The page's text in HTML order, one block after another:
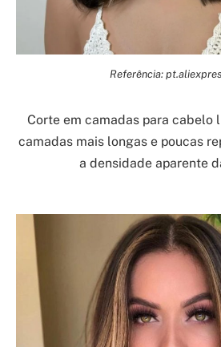
Referência:
Corte em camadas para cabelo
camadas mais longas e poucas
a densidade aparente